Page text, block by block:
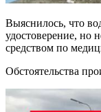
Выяснилось, что
удостоверение, но
средством по
Обстоятельства